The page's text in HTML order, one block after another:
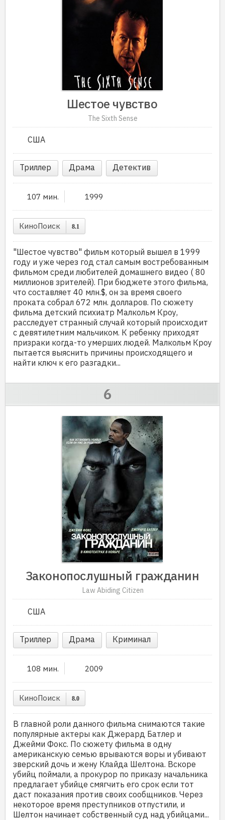
Шестое чувство
The Sixth Sense
США
Триллер Драма Детектив
107 мин. 1999
КиноПоиск 8.1
"Шестое чувство" фильм который вышел в 1999
году и уже через год стал самым востребованным
фильмом среди любителей домашнего видео ( 80
миллионов зрителей). При бюджете этого фильма,
что составляет 40 млн.$, он за время своего
проката собрал 672 млн. долларов. По сюжету
фильма детский психиатр Малкольм Кроу,
расследует странный случай который происходит
с девятилетним мальчиком. К ребенку приходят
призраки когда-то умерших людей. Малкольм Кроу
пытается выяснить причины происходящего и
найти ключ к его разгадки...
Законопослушный гражданин
Law Abiding Citizen
США
Триллер Драма Криминал
108 мин. 2009
КиноПоиск 8.0
В главной роли данного фильма снимаются такие
популярные актеры как Джерард Батлер и
Джейми Фокс. По сюжету фильма в одну
американскую семью врываются воры и убивают
зверский дочь и жену Клайда Шелтона. Вскоре
убийц поймали, а прокурор по приказу начальника
предлагает убийце смягчить его срок если тот
даст показания против своих сообщников. Через
некоторое время преступников отпустили, и
Шелтон начинает собственный суд над убийцами...